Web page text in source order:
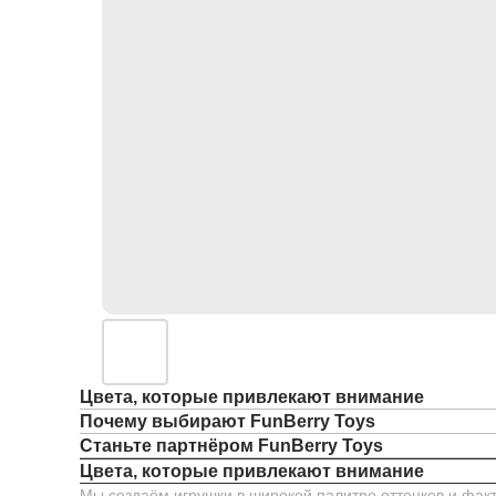
Цвета, которые привлекают внимание
Почему выбирают FunBerry Toys
Станьте партнёром FunBerry Toys
Цвета, которые привлекают внимание